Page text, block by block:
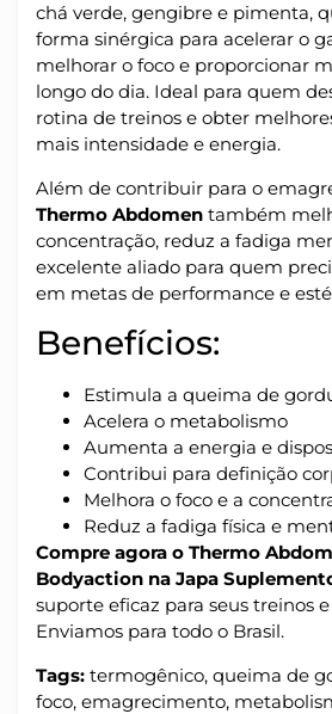
chá verde, gengibre e pimenta,
forma sinérgica para acelerar o
melhorar o foco e proporcionar
longo do dia. Ideal para quem
rotina de treinos e obter
mais intensidade e energia.
Além de contribuir para o
Thermo Abdomen também
concentração, reduz a fadiga
excelente aliado para quem
em metas de performance e
Benefícios:
Estimula a queima de
Acelera o metabolismo
Aumenta a energia e
Contribui para definição
Melhora o foco e a
Reduz a fadiga física e
Compre agora o Thermo
Bodyaction na Japa
suporte eficaz para seus treinos
Enviamos para todo o Brasil.
Tags: termogênico, queima de
foco, emagrecimento,